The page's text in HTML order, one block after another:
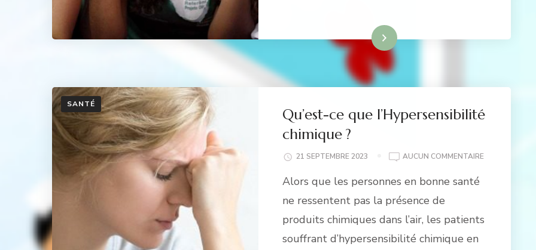
À
?
Lire la suite
SANTÉ
Qu’est-ce que l’Hypersensibilité
chimique ?
21 SEPTEMBRE 2023 AUCUN COMMENTAIREQU’EST-
Alors que les personnes en bonne santé
ne ressentent pas la présence de
produits chimiques dans l’air, les patients
souffrant d’hypersensibilité chimique en